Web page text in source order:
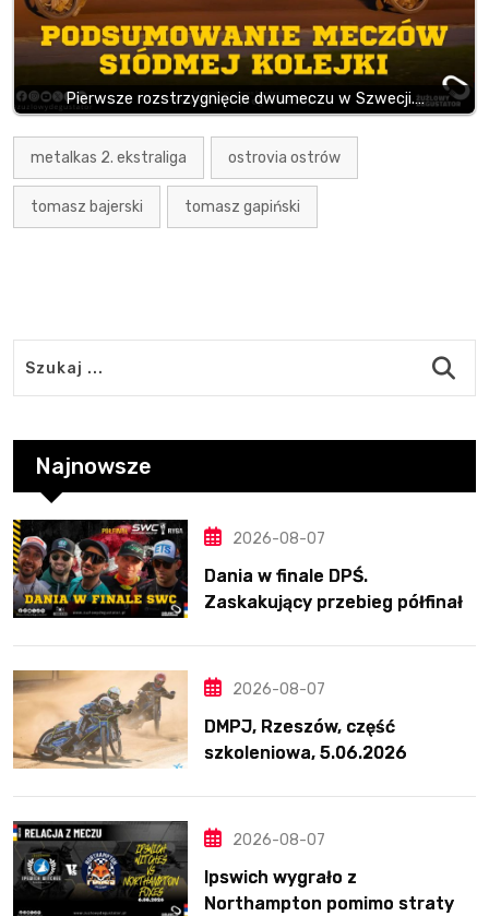
Pierwsze rozstrzygnięcie dwumeczu w Szwecji.…
metalkas 2. ekstraliga ostrovia ostrów
tomasz bajerski tomasz gapiński
Najnowsze
2026-08-07
Dania w finale DPŚ.
Zaskakujący przebieg półfinału
2026-08-07
DMPJ, Rzeszów, część
szkoleniowa, 5.06.2026
2026-08-07
Ipswich wygrało z
Northampton pomimo straty